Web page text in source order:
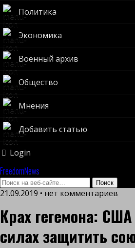
Политика
Экономика
Военный архив
Общество
Мнения
Добавить статью
Login
FreedomNews
21.09.2019 • нет комментариев
Крах гегемона:
силах защитить